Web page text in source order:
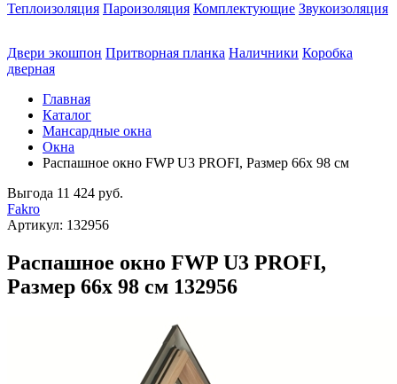
Теплоизоляция Пароизоляция Комплектующие Звукоизоляция
Двери экошпон Притворная планка Наличники Коробка
дверная
Главная
Каталог
Мансардные окна
Окна
Распашное окно FWP U3 PROFI, Размер 66х 98 см
Выгода 11 424 руб.
Fakro
Артикул: 132956
Распашное окно FWP U3 PROFI,
Размер 66х 98 см 132956